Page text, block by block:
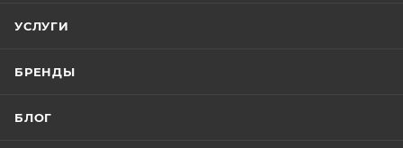
УСЛУГИ
БРЕНДЫ
БЛОГ